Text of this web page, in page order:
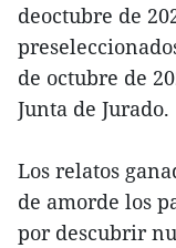
deoctubre de
de octubre de
Junta de Jurado.
Los relatos
de amorde los
por descubrir